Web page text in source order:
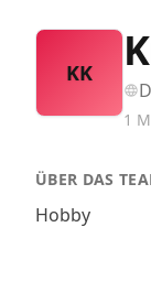
KK
1
ÜBER DAS
Hobby